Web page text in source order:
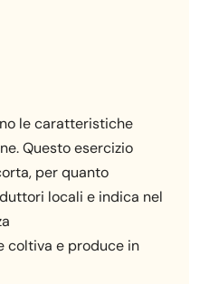
le caratteristiche
Questo esercizio
per quanto
locali e indica nel
coltiva e produce in